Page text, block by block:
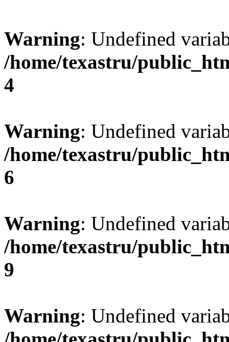
Warning: Undefined
/home/texastru/
4
Warning: Undefined
/home/texastru/
6
Warning: Undefined
/home/texastru/
9
Warning: Undefined